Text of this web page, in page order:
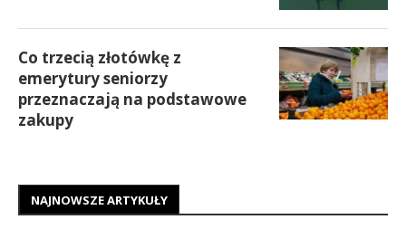
Co trzecią złotówkę z
emerytury seniorzy
przeznaczają na podstawowe
zakupy
NAJNOWSZE ARTYKUŁY